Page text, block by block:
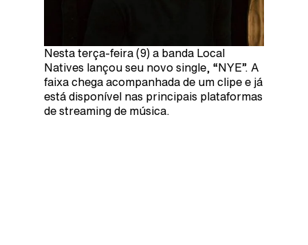
Nesta terça-feira (9) a banda Local
Natives lançou seu novo single, “NYE”. A
faixa chega acompanhada de um clipe e já
está disponível nas principais plataformas
de streaming de música.